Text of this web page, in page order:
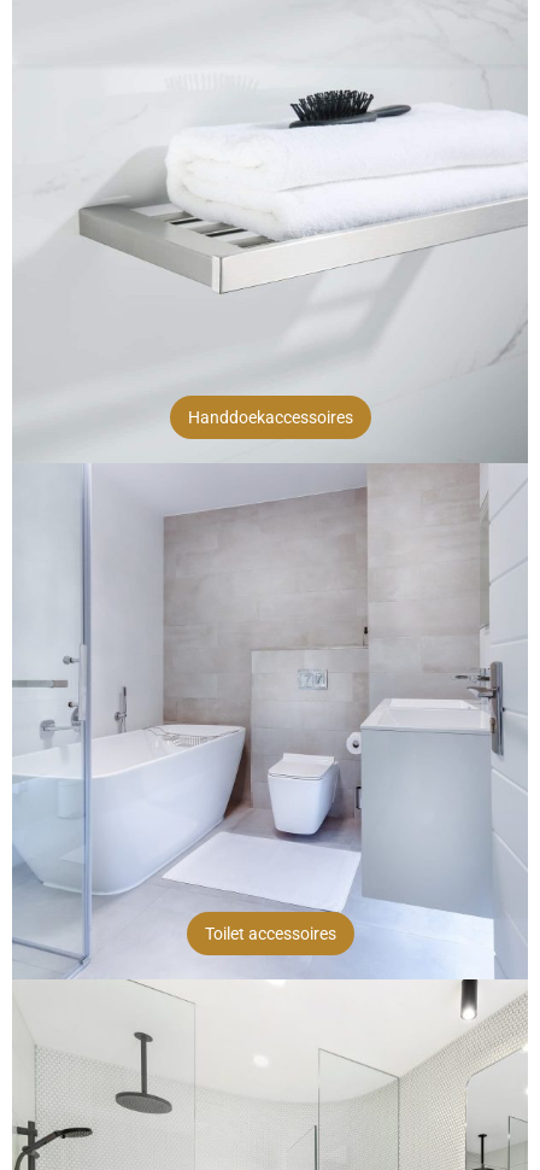
Handdoekaccessoires
Toilet accessoires